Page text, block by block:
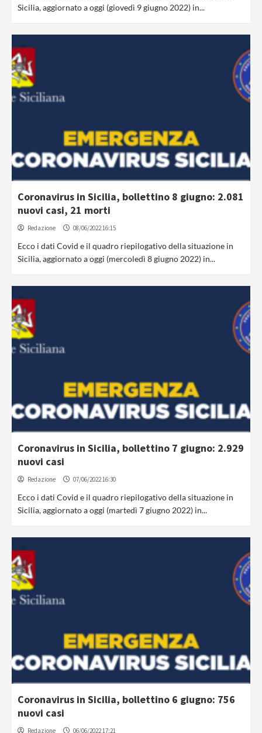
Sicilia, aggiornato a oggi (giovedì 9 giugno 2022) in...
Coronavirus in Sicilia, bollettino 8 giugno: 2.081
nuovi casi, 21 morti
Redazione 08/06/2022 16:15
Ecco i dati Covid e il quadro riepilogativo della situazione in
Sicilia, aggiornato a oggi (mercoledì 8 giugno 2022) in...
Coronavirus in Sicilia, bollettino 7 giugno: 2.929
nuovi casi
Redazione 07/06/2022 16:30
Ecco i dati Covid e il quadro riepilogativo della situazione in
Sicilia, aggiornato a oggi (martedì 7 giugno 2022) in...
Coronavirus in Sicilia, bollettino 6 giugno: 756
nuovi casi
Redazione 06/06/2022 17:21